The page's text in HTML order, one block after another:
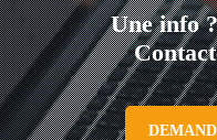
Une info